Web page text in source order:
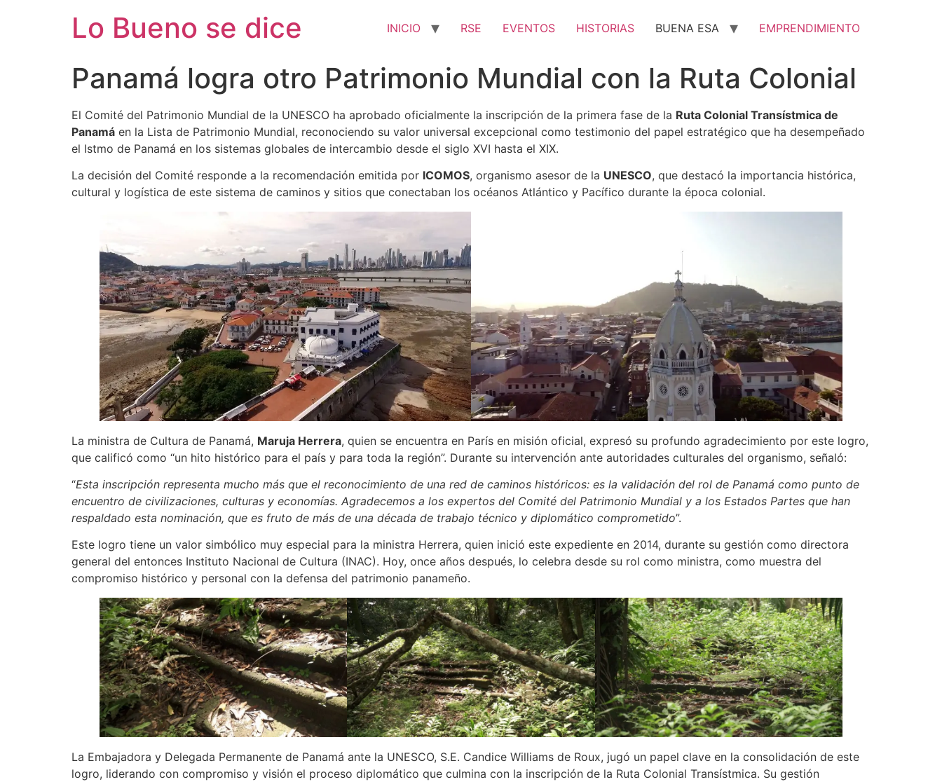
Lo Bueno se dice INICIO RSE EVENTOS HISTORIAS BUENA ESA EMPRENDIMIENTO
Panamá logra otro Patrimonio Mundial con la Ruta Colonial
El Comité del Patrimonio Mundial de la UNESCO ha aprobado oficialmente la inscripción de la primera fase de la Ruta Colonial Transístmica de
Panamá en la Lista de Patrimonio Mundial, reconociendo su valor universal excepcional como testimonio del papel estratégico que ha desempeñado
el Istmo de Panamá en los sistemas globales de intercambio desde el siglo XVI hasta el XIX.
La decisión del Comité responde a la recomendación emitida por ICOMOS, organismo asesor de la UNESCO, que destacó la importancia histórica,
cultural y logística de este sistema de caminos y sitios que conectaban los océanos Atlántico y Pacífico durante la época colonial.
La ministra de Cultura de Panamá, Maruja Herrera, quien se encuentra en París en misión oficial, expresó su profundo agradecimiento por este logro,
que calificó como “un hito histórico para el país y para toda la región”. Durante su intervención ante autoridades culturales del organismo, señaló:
“Esta inscripción representa mucho más que el reconocimiento de una red de caminos históricos: es la validación del rol de Panamá como punto de
encuentro de civilizaciones, culturas y economías. Agradecemos a los expertos del Comité del Patrimonio Mundial y a los Estados Partes que han
respaldado esta nominación, que es fruto de más de una década de trabajo técnico y diplomático comprometido”.
Este logro tiene un valor simbólico muy especial para la ministra Herrera, quien inició este expediente en 2014, durante su gestión como directora
general del entonces Instituto Nacional de Cultura (INAC). Hoy, once años después, lo celebra desde su rol como ministra, como muestra del
compromiso histórico y personal con la defensa del patrimonio panameño.
La Embajadora y Delegada Permanente de Panamá ante la UNESCO, S.E. Candice Williams de Roux, jugó un papel clave en la consolidación de este
logro, liderando con compromiso y visión el proceso diplomático que culmina con la inscripción de la Ruta Colonial Transístmica. Su gestión